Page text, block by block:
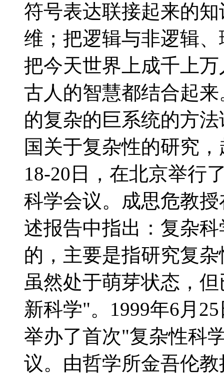
符号表达联接起来的
维；把逻辑与非逻辑
把今天世界上成千上
古人的智慧都结合起
的复杂的巨系统的方
国关于复杂性的研究
18-20日，在北京举行
科学会议。成思危教
述报告中指出：复杂
的，主要是指研究复
虽然处于萌芽状态，
新科学"。1999年6月
举办了首次"复杂性科
议。由哲学所金吾伦